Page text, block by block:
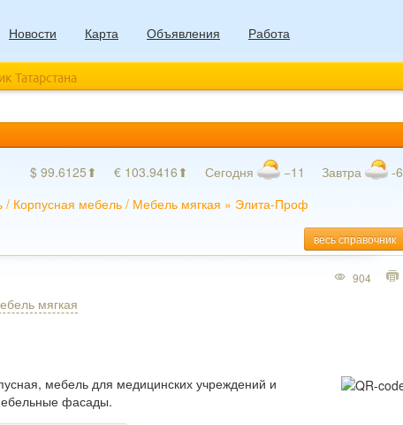
Новости Карта Объявления Работа
Татарстана
$ 99.6125⬆ € 103.9416⬆ Сегодня −11 Завтра -6
/ Корпусная мебель / Мебель мягкая » Элита-Проф
весь справочник
мягкая
мебель для медицинских учреждений и
фасады.
904